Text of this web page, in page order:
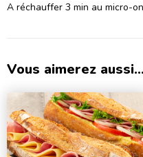
A réchauffer 3 min au micro-
Vous aimerez aussi...